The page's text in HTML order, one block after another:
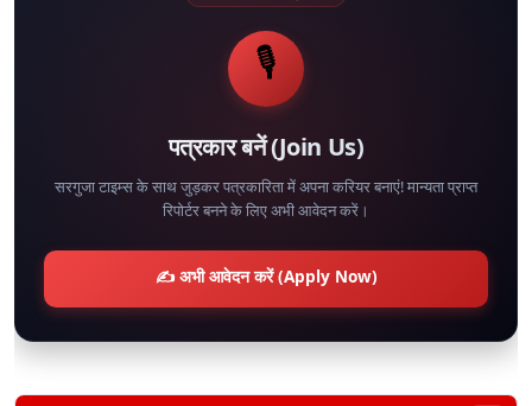
🎙️
पत्रकार बनें (Join Us)
सरगुजा टाइम्स के साथ जुड़कर पत्रकारिता में अपना करियर बनाएं! मान्यता प्राप्त
रिपोर्टर बनने के लिए अभी आवेदन करें।
✍️ अभी आवेदन करें (Apply Now)